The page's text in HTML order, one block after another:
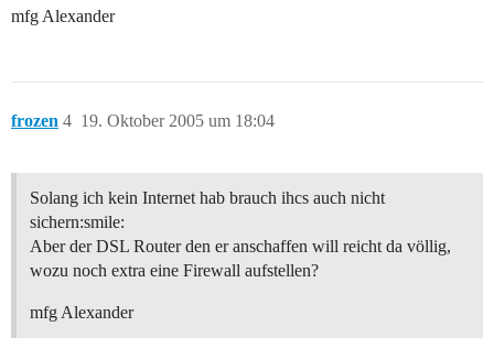
mfg Alexander
frozen 19. Oktober 2005 um 18:04
4
Solang ich kein Internet hab brauch ihcs auch nicht
sichern:smile:
Aber der DSL Router den er anschaffen will reicht da völlig,
wozu noch extra eine Firewall aufstellen?
mfg Alexander